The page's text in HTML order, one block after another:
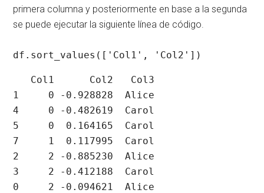
primera columna y posteriormente en base a la segunda
se puede ejecutar la siguiente línea de código.
df.sort_values(['Col1', 'Col2'])
1     0 -0.928828  Alice
4     0 -0.482619  Carol
5     0  0.164165  Carol
7     1  0.117995  Carol
2     2 -0.885230  Alice
3     2 -0.412188  Carol
0     2 -0.094621  Alice